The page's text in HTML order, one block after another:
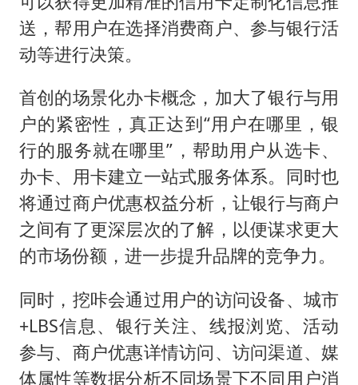
送，帮用户在选择消费商户、参与银行活
动等进行决策。
首创的场景化办卡概念，加大了银行与用
户的紧密性，真正达到“用户在哪里，银
行的服务就在哪里”，帮助用户从选卡、
办卡、用卡建立一站式服务体系。同时也
将通过商户优惠权益分析，让银行与商户
之间有了更深层次的了解，以便谋求更大
的市场份额，进一步提升品牌的竞争力。
同时，挖咔会通过用户的访问设备、城市
+LBS信息、银行关注、线报浏览、活动
参与、商户优惠详情访问、访问渠道、媒
体属性等数据分析不同场景下不同用户消